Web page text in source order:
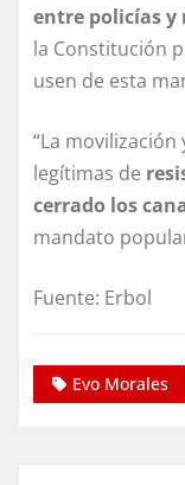
entre policías
la Constitución
usen de esta
“La
legítimas de
cerrado los
mandato
Fuente: Erbol
Evo Morales